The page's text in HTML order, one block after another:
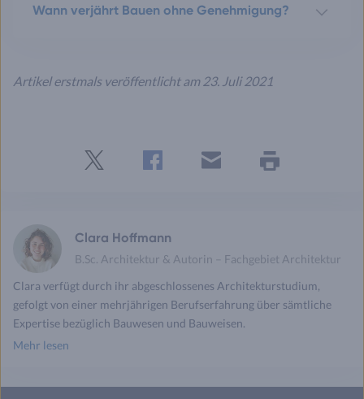
Wann verjährt Bauen ohne Genehmigung?
Artikel erstmals veröffentlicht am 23. Juli 2021
Clara Hoffmann
B.Sc. Architektur & Autorin – Fachgebiet Architektur
Clara verfügt durch ihr abgeschlossenes Architekturstudium,
gefolgt von einer mehrjährigen Berufserfahrung über sämtliche
Expertise bezüglich Bauwesen und Bauweisen.
Mehr lesen